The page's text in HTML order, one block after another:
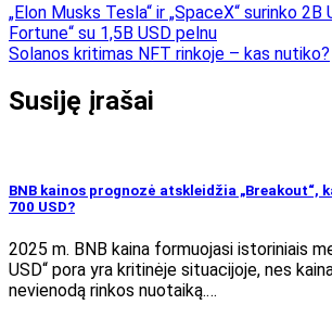
„Elon Musks Tesla“ ir „SpaceX“ surinko 2B
Fortune“ su 1,5B USD pelnu
Solanos kritimas NFT rinkoje – kas nutiko?
Susiję įrašai
BNB kainos prognozė atskleidžia „Breakout“,
700 USD?
2025 m. BNB kaina formuojasi istoriniais
USD“ pora yra kritinėje situacijoje, nes
nevienodą rinkos nuotaiką.…